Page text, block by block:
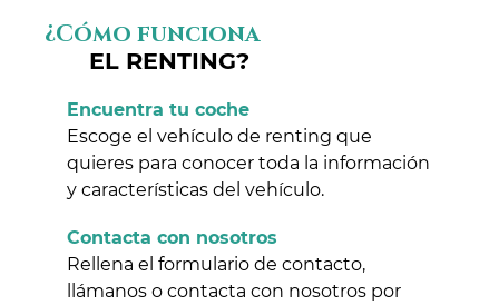
¿Cómo funciona
EL RENTING?
Encuentra tu coche
Escoge el vehículo de renting que
quieres para conocer toda la información
y características del vehículo.
Contacta con nosotros
Rellena el formulario de contacto,
llámanos o contacta con nosotros por